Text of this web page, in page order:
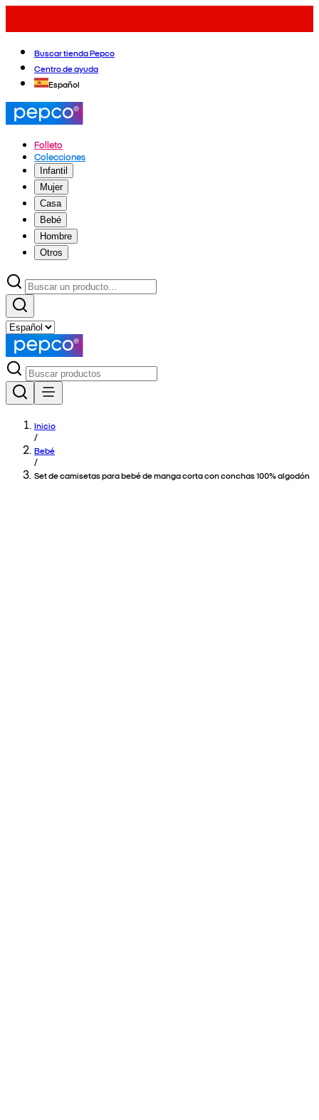
Buscar tienda Pepco
Centro de ayuda
Español
Folleto
Colecciones
Infantil
Mujer
Casa
Bebé
Hombre
Otros
Inicio
/
Bebé
/
Set de camisetas para bebé de manga corta con conchas 100% algodón